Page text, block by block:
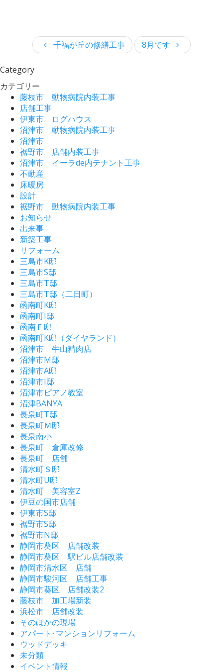
千福が丘の修繕工事 8月です
Category
カテゴリー
藤枝市 動物病院内装工事
店舗工事
伊東市 ログハウス
沼津市 動物病院内装工事
沼津市
裾野市 店舗内装工事
沼津市 イーラde内テナント工事
不動産
床暖房
設計
裾野市 動物病院内装工事
お知らせ
出来事
新築工事
リフォーム
三島市K邸
三島市S邸
三島市T邸
三島市T邸（二日町）
函南町K邸
函南町I邸
函南Ｆ邸
函南町K邸（ダイヤランド）
沼津市 牛山精肉店
沼津市M邸
沼津市A邸
沼津市I邸
沼津市ピアノ教室
沼津BANYA
長泉町T邸
長泉町Ｍ邸
長泉南小
長泉町 倉庫改修
長泉町 店舗
清水町Ｓ邸
清水町U邸
清水町 美容室Z
伊豆の国市店舗
伊東市S邸
裾野市S邸
裾野市N邸
静岡市葵区 店舗改装
静岡市葵区 駅ビル店舗改装
静岡市清水区 店舗
静岡市駿河区 店舗工事
静岡市葵区 店舗改装2
藤枝市 加工場新装
浜松市 店舗改装
そのほかの現場
アパート･マンションリフォーム
ウッドデッキ
未分類
イベント情報